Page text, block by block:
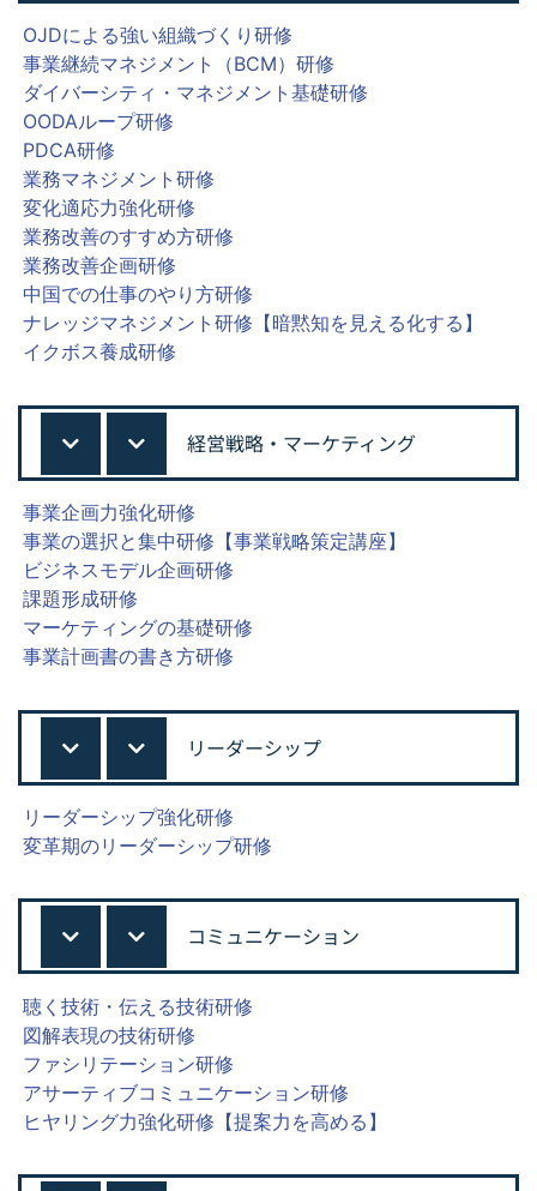
OJDによる強い組織づくり研修
事業継続マネジメント（BCM）研修
ダイバーシティ・マネジメント基礎研修
OODAループ研修
PDCA研修
業務マネジメント研修
変化適応力強化研修
業務改善のすすめ方研修
業務改善企画研修
中国での仕事のやり方研修
ナレッジマネジメント研修【暗黙知を見える化する】
イクボス養成研修
経営戦略・マーケティング
事業企画力強化研修
事業の選択と集中研修【事業戦略策定講座】
ビジネスモデル企画研修
課題形成研修
マーケティングの基礎研修
事業計画書の書き方研修
リーダーシップ
リーダーシップ強化研修
変革期のリーダーシップ研修
コミュニケーション
聴く技術・伝える技術研修
図解表現の技術研修
ファシリテーション研修
アサーティブコミュニケーション研修
ヒヤリング力強化研修【提案力を高める】